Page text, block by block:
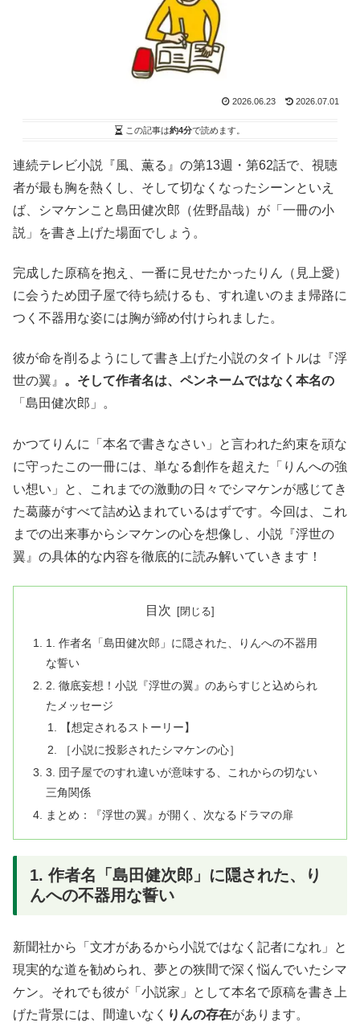
2026.06.23 2026.07.01
この記事は約4分で読めます。
連続テレビ小説『風、薫る』の第13週・第62話で、視聴
者が最も胸を熱くし、そして切なくなったシーンといえ
ば、シマケンこと島田健次郎（佐野晶哉）が「一冊の小
説」を書き上げた場面でしょう。
完成した原稿を抱え、一番に見せたかったりん（見上愛）
に会うため団子屋で待ち続けるも、すれ違いのまま帰路に
つく不器用な姿には胸が締め付けられました。
彼が命を削るようにして書き上げた小説のタイトルは『浮
世の翼』 。そして作者名は、ペンネームではなく本名の
「島田健次郎」。
かつてりんに「本名で書きなさい」と言われた約束を頑な
に守ったこの一冊には、単なる創作を超えた「りんへの強
い想い」と、これまでの激動の日々でシマケンが感じてき
た葛藤がすべて詰め込まれているはずです。今回は、これ
までの出来事からシマケンの心を想像し、小説『浮世の
翼』の具体的な内容を徹底的に読み解いていきます！
目次
1. 作者名「島田健次郎」に隠された、りんへの不器用
な誓い
2. 徹底妄想！小説『浮世の翼』のあらすじと込められ
たメッセージ
【想定されるストーリー】
［小説に投影されたシマケンの心］
3. 団子屋でのすれ違いが意味する、これからの切ない
三角関係
まとめ：『浮世の翼』が開く、次なるドラマの扉
1. 作者名「島田健次郎」に隠された、り
んへの不器用な誓い
新聞社から「文才があるから小説ではなく記者になれ」と
現実的な道を勧められ、夢との狭間で深く悩んでいたシマ
ケン。それでも彼が「小説家」として本名で原稿を書き上
げた背景には、間違いなく りんの存在があります。